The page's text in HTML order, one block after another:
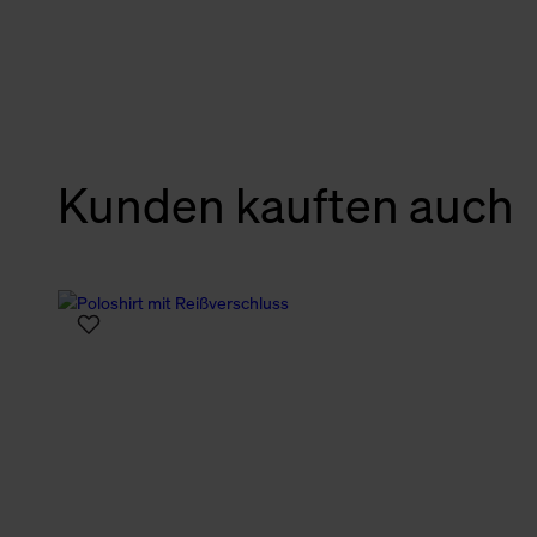
Kunden kauften auch